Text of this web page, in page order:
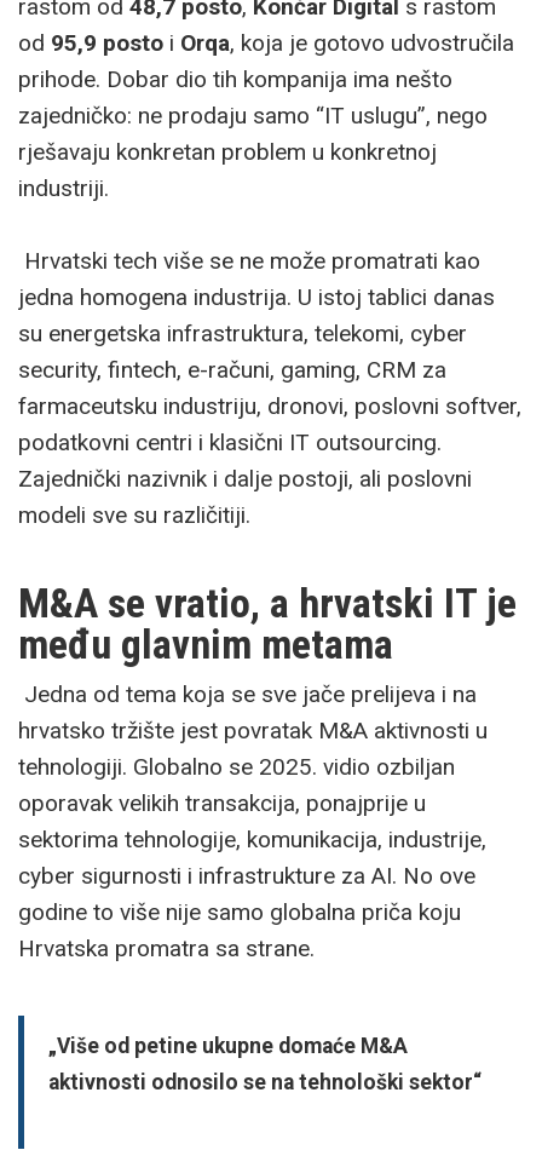
rastom od 48,7 posto, Končar Digital s rastom
od 95,9 posto i Orqa, koja je gotovo udvostručila
prihode. Dobar dio tih kompanija ima nešto
zajedničko: ne prodaju samo “IT uslugu”, nego
rješavaju konkretan problem u konkretnoj
industriji.
Hrvatski tech više se ne može promatrati kao
jedna homogena industrija. U istoj tablici danas
su energetska infrastruktura, telekomi, cyber
security, fintech, e-računi, gaming, CRM za
farmaceutsku industriju, dronovi, poslovni softver,
podatkovni centri i klasični IT outsourcing.
Zajednički nazivnik i dalje postoji, ali poslovni
modeli sve su različitiji.
M&A se vratio, a hrvatski IT je
među glavnim metama
Jedna od tema koja se sve jače prelijeva i na
hrvatsko tržište jest povratak M&A aktivnosti u
tehnologiji. Globalno se 2025. vidio ozbiljan
oporavak velikih transakcija, ponajprije u
sektorima tehnologije, komunikacija, industrije,
cyber sigurnosti i infrastrukture za AI. No ove
godine to više nije samo globalna priča koju
Hrvatska promatra sa strane.
„Više od petine ukupne domaće M&A
aktivnosti odnosilo se na tehnološki sektor“